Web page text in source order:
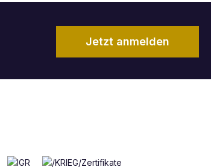
Jetzt anmelden